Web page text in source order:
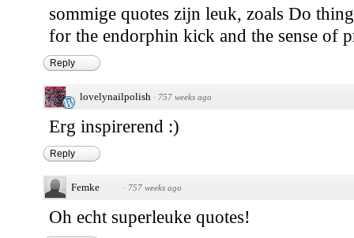
sommige quotes zijn leuk, zoals Do
for the endorphin kick and the sense of
Reply
lovelynailpolish · 757 weeks ago
Erg inspirerend :)
Reply
Femke · 757 weeks ago
Oh echt superleuke quotes!